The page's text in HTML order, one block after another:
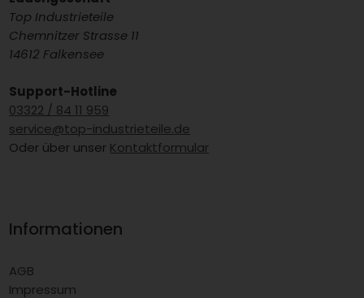
Top Industrieteile
Chemnitzer Strasse 11
14612 Falkensee
Support-Hotline
03322 / 84 11 959
service@top-industrieteile.de
Oder über unser Kontaktformular
Informationen
AGB
Impressum